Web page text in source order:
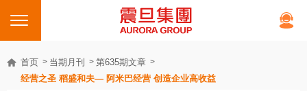
首页 当期月刊
第635期文章
经营之圣 稻盛和夫— 阿米巴经营 创造企业高收益